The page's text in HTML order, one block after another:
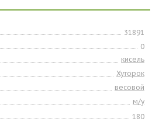
31891
0
кисель
Хуторок
весовой
м/у
180